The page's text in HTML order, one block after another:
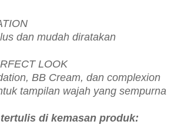
dan mudah diratakan
LOOK
BB Cream, dan complexion
tampilan wajah yang sempurna
di kemasan produk: